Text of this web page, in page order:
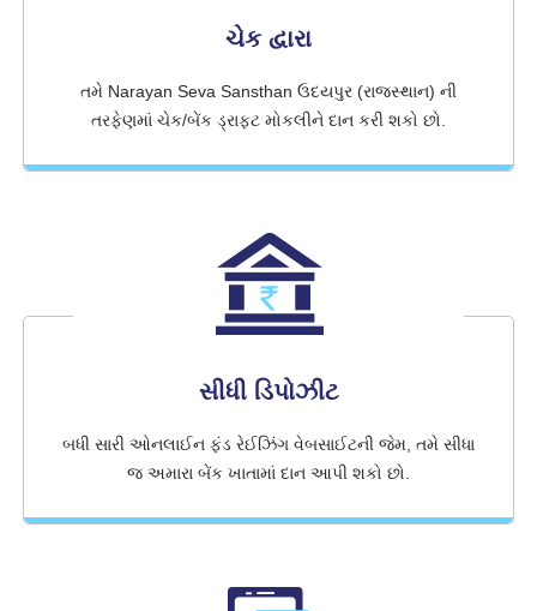
ચેક દ્વારા
તમે Narayan Seva Sansthan ઉદયપુર (રાજસ્થાન) ની
તરફેણમાં ચેક/બેંક ડ્રાફ્ટ મોકલીને દાન કરી શકો છો.
સીધી ડિપોઝીટ
બધી સારી ઓનલાઈન ફંડ રેઈઝિંગ વેબસાઈટની જેમ, તમે સીધા
જ અમારા બેંક ખાતામાં દાન આપી શકો છો.